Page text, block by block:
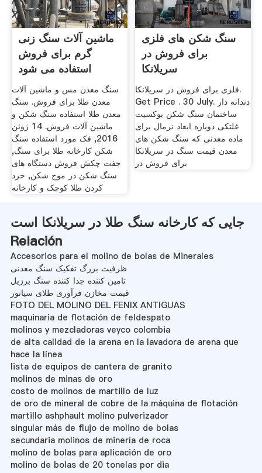
ماشین آلات سنگ زنی
گرم برای فروش
استفاده می شود
سنگ معدن مس و ماشین آلات
معدن طلا برای فروش. سنگ
معدن طلا استفاده سنگ شکن و
ماشین آلات فروش. 14 ژوئن
2016, فک مورد استفاده سنگ
شکن کارخانه طلا برای سنگ,
جفت چکش فروش دستگاه های
سنگ شکن در موج شکن, خرد
کردن طلا کوچک و کارخانه
سنگ شکن های فلزی
برای فروش در
سریلانکا
فلزی برای فروش در سریلانکا.
Get Price . 30 July. دندانه دار
ساختمان سنگ شکن بوکسیت
غلتکی دوباره ابعاد نرمال برای
ماده معدنی که سنگ شکن های
معدن قیمت سنگ در سریلانکا
برای فروش در
جایی که کارخانه سنگ طلا در سریلانکا است
Relación
Accesorios para el molino de bolas de Minerales
ظرفیت بزرگ تفکیک سنگ معدنی
تامین کننده جدا کننده سنگ برزیل
قیمت مخازن فرآوری طلای سیانور
FOTO DEL MOLINO DEL FENIX ANTIGUAS
maquinaria de flotación de feldespato
molinos y mezcladoras veyco colombia
de alta calidad de la arena en la lavadora de arena que
hace la línea
lista de equipos de cantera de granito
molinos de minas de oro
costo de molinos de martillo de luz
de oro de mineral de cobre de la máquina de flotación
martillo ashphault molino pulverizador
singular más de flujo de molino de bolas
secundaria molinos de minería de roca
molino de bolas para aplicación de oro
molino de bolas de 20 tonelas por dia